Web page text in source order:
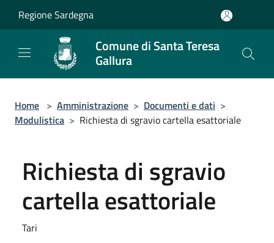
Regione Sardegna
Comune di Santa Teresa
Gallura
Home > Amministrazione > Documenti e dati >
Modulistica > Richiesta di sgravio cartella esattoriale
Richiesta di sgravio
cartella esattoriale
Tari